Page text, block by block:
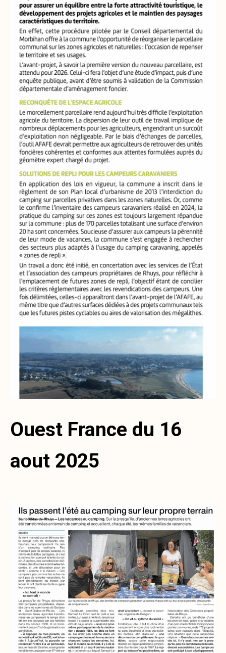
Ouest France du 16
aout 2025